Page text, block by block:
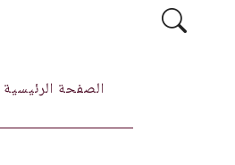
الصفحة الرئيسية